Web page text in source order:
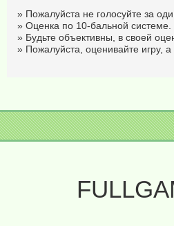
» Пожалуйста не голосуйте за
» Оценка по 10-бальной системе.
» Будьте объективны, в своей
» Пожалуйста, оценивайте игру, а